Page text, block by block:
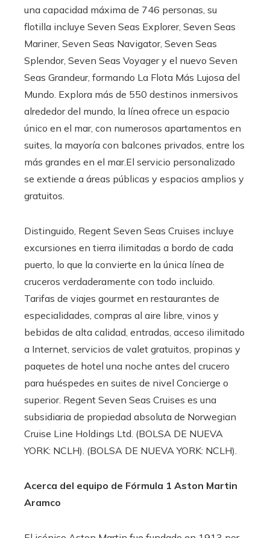
una capacidad máxima de 746 personas, su
flotilla incluye Seven Seas Explorer, Seven Seas
Mariner, Seven Seas Navigator, Seven Seas
Splendor, Seven Seas Voyager y el nuevo Seven
Seas Grandeur, formando La Flota Más Lujosa del
Mundo. Explora más de 550 destinos inmersivos
alrededor del mundo, la línea ofrece un espacio
único en el mar, con numerosos apartamentos en
suites, la mayoría con balcones privados, entre los
más grandes en el mar.El servicio personalizado
se extiende a áreas públicas y espacios amplios y
gratuitos.
Distinguido, Regent Seven Seas Cruises incluye
excursiones en tierra ilimitadas a bordo de cada
puerto, lo que la convierte en la única línea de
cruceros verdaderamente con todo incluido.
Tarifas de viajes gourmet en restaurantes de
especialidades, compras al aire libre, vinos y
bebidas de alta calidad, entradas, acceso ilimitado
a Internet, servicios de valet gratuitos, propinas y
paquetes de hotel una noche antes del crucero
para huéspedes en suites de nivel Concierge o
superior. Regent Seven Seas Cruises es una
subsidiaria de propiedad absoluta de Norwegian
Cruise Line Holdings Ltd. (BOLSA DE NUEVA
YORK: NCLH). (BOLSA DE NUEVA YORK: NCLH).
Acerca del equipo de Fórmula 1 Aston Martin
Aramco